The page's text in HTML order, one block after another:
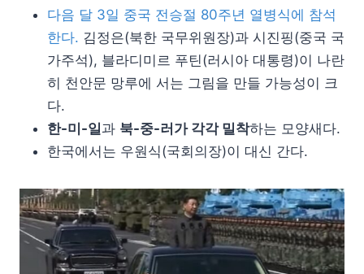
다음 달 3일 중국 전승절 80주년 열병식에 참석
한다. 김정은(북한 국무위원장)과 시진핑(중국 국
가주석), 블라디미르 푸틴(러시아 대통령)이 나란
히 천안문 망루에 서는 그림을 만들 가능성이 크
다.
한-미-일과 북-중-러가 각각 밀착하는 모양새다.
한국에서는 우원식(국회의장)이 대신 간다.